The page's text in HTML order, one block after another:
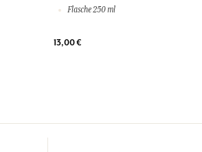
Flasche 250 ml
13,00 €